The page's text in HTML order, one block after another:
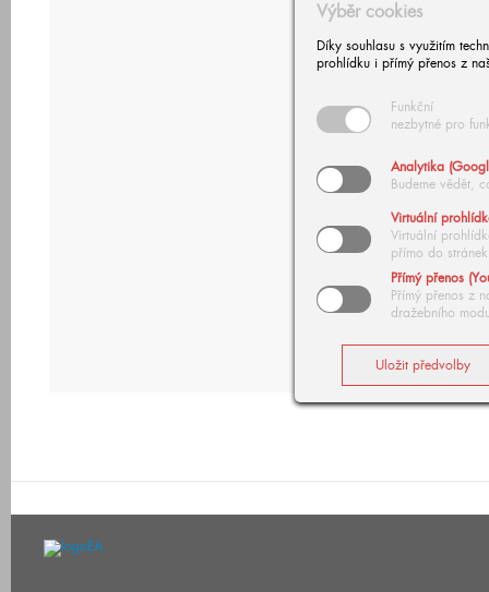
Výběr cookies
Díky souhlasu s využitím
prohlídku i přímý přenos z
Funkční
nezbytné pro
Analytika
Budeme vědět,
Virtuální
Virtuální
přímo do stránek
Přímý přenos
Přímý přenos z
dražebního